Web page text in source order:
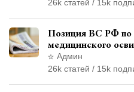
26k статей / 15k
Позиция ВС РФ по
медицинского
военнослужащих
службы
Админ
26k статей / 15k